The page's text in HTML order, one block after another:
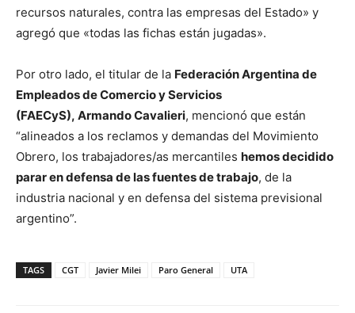
recursos naturales, contra las empresas del Estado» y
agregó que «todas las fichas están jugadas».
Por otro lado, el titular de la Federación Argentina de
Empleados de Comercio y Servicios
(FAECyS), Armando Cavalieri, mencionó que están
“alineados a los reclamos y demandas del Movimiento
Obrero, los trabajadores/as mercantiles hemos decidido
parar en defensa de las fuentes de trabajo, de la
industria nacional y en defensa del sistema previsional
argentino”.
TAGS CGT Javier Milei Paro General UTA